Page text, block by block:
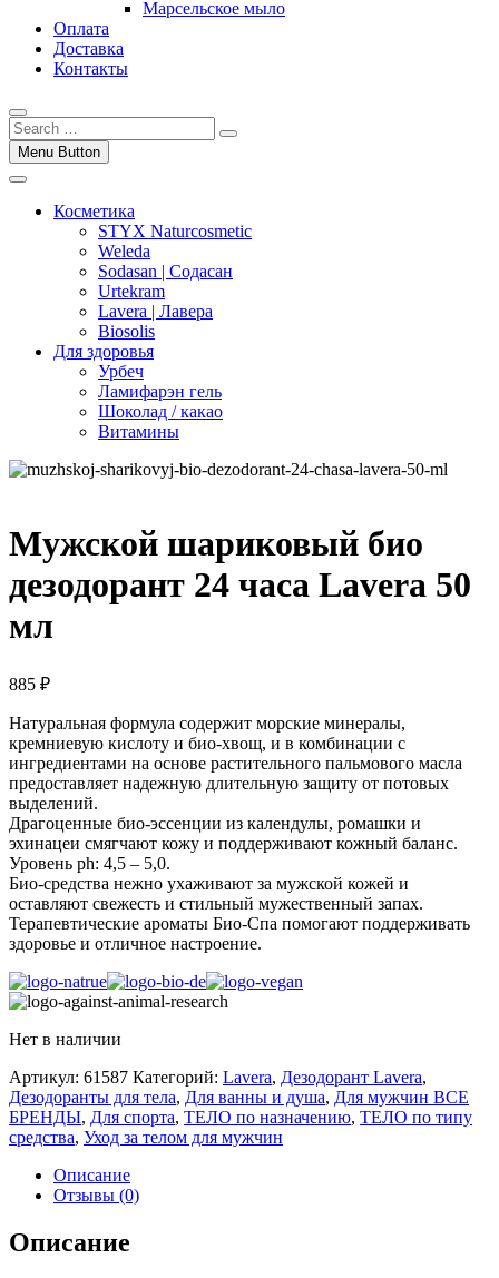
Марсельское мыло
Оплата
Доставка
Контакты
Menu Button
Косметика
STYX Naturcosmetic
Weleda
Sodasan | Содасан
Urtekram
Lavera | Лавера
Biosolis
Для здоровья
Урбеч
Ламифарэн гель
Шоколад / какао
Витамины
Мужской шариковый био
дезодорант 24 часа Lavera 50
мл
885 ₽
Натуральная формула содержит морские минералы,
кремниевую кислоту и био-хвощ, и в комбинации с
ингредиентами на основе растительного пальмового масла
предоставляет надежную длительную защиту от потовых
выделений.
Драгоценные био-эссенции из календулы, ромашки и
эхинацеи смягчают кожу и поддерживают кожный баланс.
Уровень ph: 4,5 – 5,0.
Био-средства нежно ухаживают за мужской кожей и
оставляют свежесть и стильный мужественный запах.
Терапевтические ароматы Био-Спа помогают поддерживать
здоровье и отличное настроение.
Нет в наличии
Артикул: 61587 Категорий: Lavera, Дезодорант Lavera,
Дезодоранты для тела, Для ванны и душа, Для мужчин ВСЕ
БРЕНДЫ, Для спорта, ТЕЛО по назначению, ТЕЛО по типу
средства, Уход за телом для мужчин
Описание
Отзывы (0)
Описание